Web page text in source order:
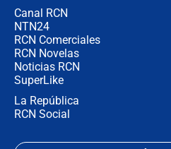
Canal RCN
NTN24
RCN Comerciales
RCN Novelas
Noticias RCN
SuperLike
La República
RCN Social